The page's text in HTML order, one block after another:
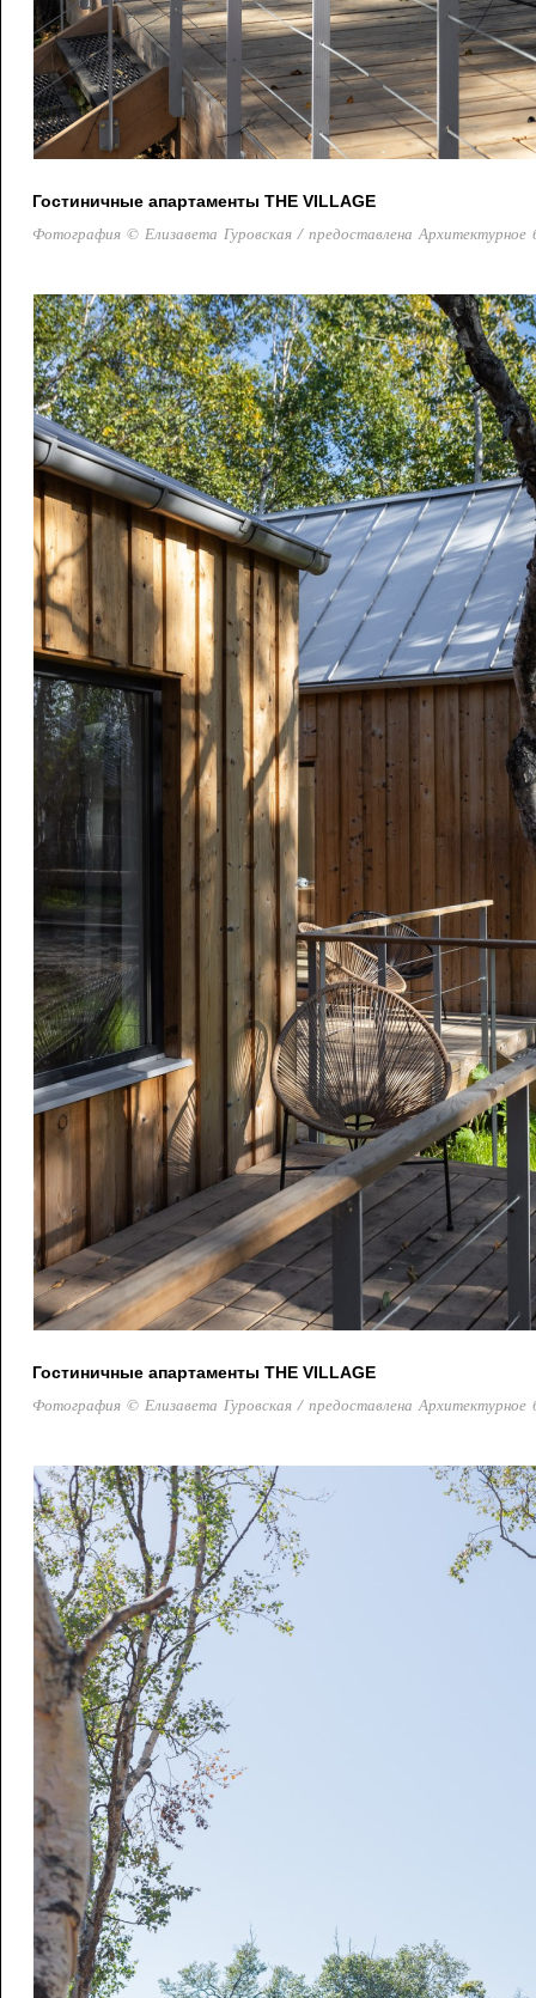
Гостиничные апартаменты THE VILLAGE
Фотография © Елизавета Гуровская / предоставлена Архитектурное
Гостиничные апартаменты THE VILLAGE
Фотография © Елизавета Гуровская / предоставлена Архитектурное